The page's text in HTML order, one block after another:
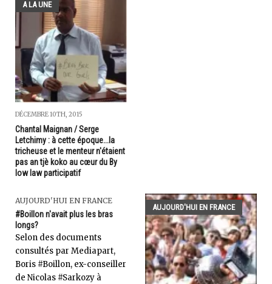
A LA UNE
DÉCEMBRE 10TH, 2015
Chantal Maignan / Serge
Letchimy : à cette époque...la
tricheuse et le menteur n'étaient
pas an tjè koko au cœur du By
low law participatif
AUJOURD'HUI EN FRANCE
#Boillon n'avait plus les bras
longs?
Selon des documents
consultés par Mediapart,
Boris #Boillon, ex-conseiller
de Nicolas #Sarkozy à
AUJOURD'HUI EN FRANCE